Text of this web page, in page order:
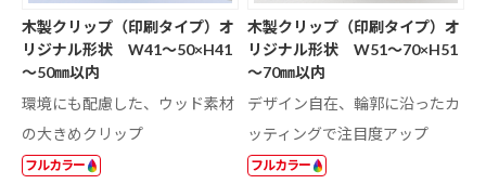
木製クリップ（印刷タイプ）オ
リジナル形状 W41～50×H41
～50㎜以内
環境にも配慮した、ウッド素材
の大きめクリップ
フルカラー
木製クリップ（印刷タイプ）オ
リジナル形状 W51～70×H51
～70㎜以内
デザイン自在、輪郭に沿ったカ
ッティングで注目度アップ
フルカラー